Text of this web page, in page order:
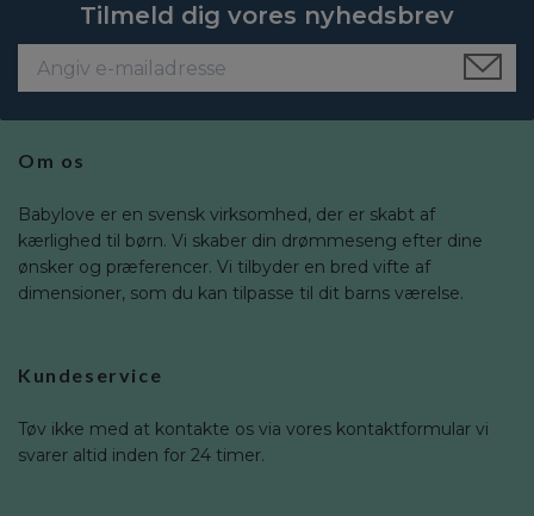
Tilmeld dig vores nyhedsbrev
Om os
Babylove er en svensk virksomhed, der er skabt af
kærlighed til børn. Vi skaber din drømmeseng efter dine
ønsker og præferencer. Vi tilbyder en bred vifte af
dimensioner, som du kan tilpasse til dit barns værelse.
Kundeservice
Tøv ikke med at kontakte os via vores kontaktformular vi
svarer altid inden for 24 timer.